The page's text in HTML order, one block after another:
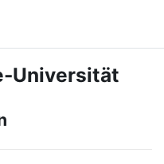
Universität